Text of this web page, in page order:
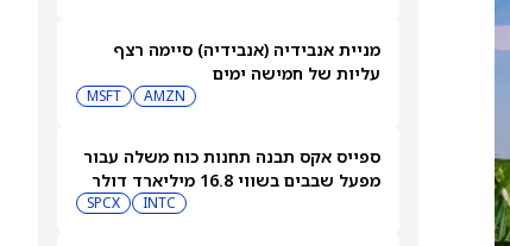
מניית אנבידיה (אנבידיה) סיימה רצף
עליות של חמישה ימים
AMZN
MSFT
ספייס אקס תבנה תחנות כוח משלה עבור
מפעל שבבים בשווי 16.8 מיליארד דולר
INTC
SPCX